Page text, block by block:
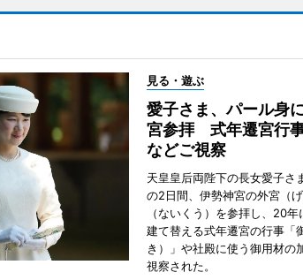
見る・遊ぶ
愛子さま、パール身
宮参拝 式年遷宮行事
などご視察
天皇皇后両陛下の長女愛子さ
の2日間、伊勢神宮の外宮（
（ないくう）を参拝し、20
建て替える式年遷宮の行事「
き）」や社殿に使う御用材の
視察された。